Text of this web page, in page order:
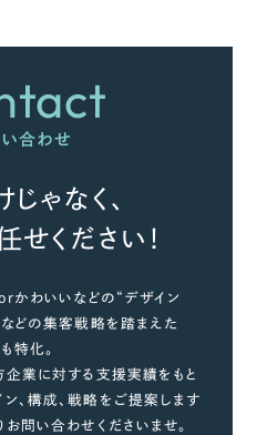
合わせ
ゃなく、
せください！
かわいいなどの“デザイン
どの集客戦略を踏まえた
特化。
業に対する支援実績をもと
、構成、戦略をご提案します
問い合わせくださいませ。